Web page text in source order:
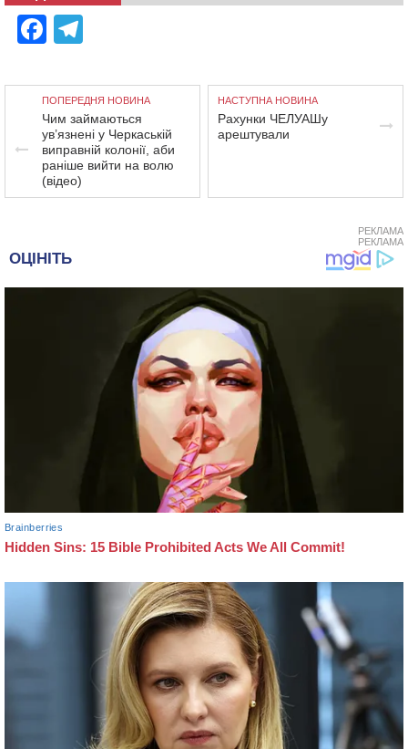
Facebook
ПОПЕРЕДНЯ НОВИНА
Чим займаються
ув’язнені у Черкаській
виправній колонії, аби
раніше вийти на волю
(відео)
НАСТУПНА НОВИНА
Рахунки ЧЕЛУАШу
арештували
РЕКЛАМА
РЕКЛАМА